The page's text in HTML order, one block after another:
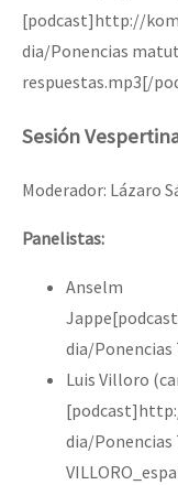
[podcast]http://
dia/Ponencias
respuestas.mp3[/
Sesión
Moderador: Lázaro
Panelistas:
Anselm
dia/
Luis Villoro
dia/Ponencias